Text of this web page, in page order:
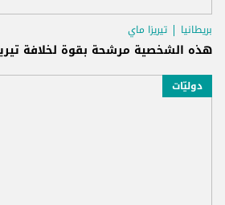
بريطانيا تيريزا ماي
هذه الشخصية مرشحة بقوة لخلافة
دوليّات